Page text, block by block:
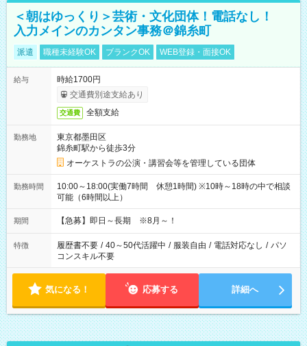
＜朝はゆっくり＞芸術・文化団体！電話なし！
入力メインのカンタン事務＠錦糸町
派遣 職種未経験OK ブランクOK WEB登録・面接OK
給与
時給1700円
交通費別途支給あり
交通費 全額支給
勤務地
東京都墨田区
錦糸町駅から徒歩3分
オーケストラの公演・講習会等を管理している団体
勤務時間
10:00～18:00(実働7時間 休憩1時間) ※10時～18時の中で相談
可能（6時間以上）
期間 【急募】即日～長期 ※8月～！
特徴 履歴書不要 / 40～50代活躍中 / 服装自由 / 電話対応なし / パソ
コンスキル不要
気になる！ 応募する 詳細へ